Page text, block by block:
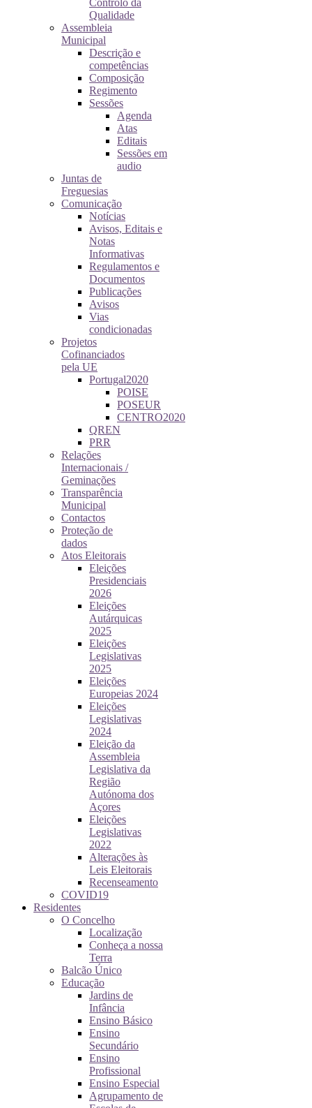
Controlo da
Qualidade
Assembleia
Municipal
Descrição e
competências
Composição
Regimento
Sessões
Agenda
Atas
Editais
Sessões em
audio
Juntas de
Freguesias
Comunicação
Notícias
Avisos, Editais e
Notas
Informativas
Regulamentos e
Documentos
Publicações
Avisos
Vias
condicionadas
Projetos
Cofinanciados
pela UE
Portugal2020
POISE
POSEUR
CENTRO2020
QREN
PRR
Relações
Internacionais /
Geminações
Transparência
Municipal
Contactos
Proteção de
dados
Atos Eleitorais
Eleições
Presidenciais
2026
Eleições
Autárquicas
2025
Eleições
Legislativas
2025
Eleições
Europeias 2024
Eleições
Legislativas
2024
Eleição da
Assembleia
Legislativa da
Região
Autónoma dos
Açores
Eleições
Legislativas
2022
Alterações às
Leis Eleitorais
Recenseamento
COVID19
Residentes
O Concelho
Localização
Conheça a nossa
Terra
Balcão Único
Educação
Jardins de
Infância
Ensino Básico
Ensino
Secundário
Ensino
Profissional
Ensino Especial
Agrupamento de